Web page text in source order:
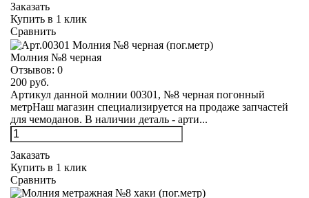
Заказать
Купить в 1 клик
Сравнить
Молния №8 черная
Отзывов: 0
200 руб.
Артикул данной молнии 00301, №8 черная погонный
метрНаш магазин специализируется на продаже запчастей
для чемоданов. В наличии деталь - арти...
Заказать
Купить в 1 клик
Сравнить